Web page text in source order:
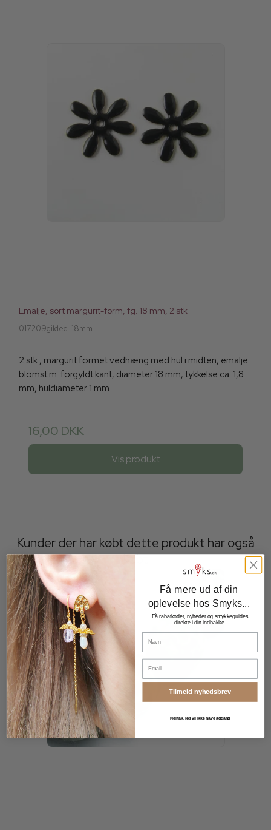
Emalje, sort margurit-form, fg. 18 mm, 2 stk
017209gilded-18mm
2 stk., margurit formet vedhæng med hul i midten, emalje
blomst m. forgyldt kant, diameter 18 mm, tykkelse ca. 1,8
mm, huldiameter 1 mm.
16,00 DKK
Vis produkt
Kunder der har købt dette produkt har også
købt
Få mere ud af din
oplevelse hos Smyks...
Få rabatkoder, nyheder og smykkeguides
direkte i din indbakke.
Tilmeld nyhedsbrev
Nej tak, jeg vil ikke have adgang